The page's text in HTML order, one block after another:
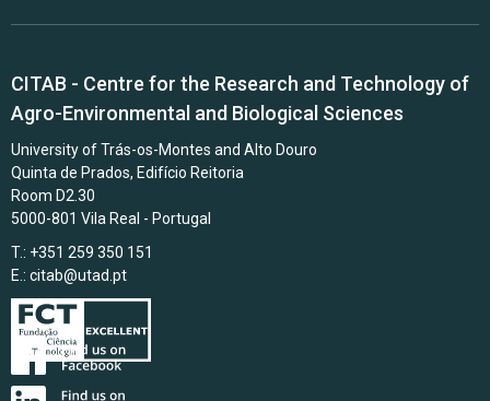
CITAB - Centre for the Research and Technology of
Agro-Environmental and Biological Sciences
University of Trás-os-Montes and Alto Douro
Quinta de Prados, Edifício Reitoria
Room D2.30
5000-801 Vila Real - Portugal
T.: +351 259 350 151
E.: citab@utad.pt